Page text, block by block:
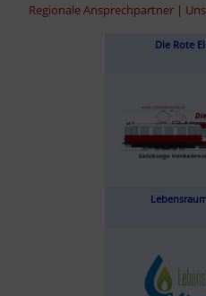
Regionale Ansprechpartner |
Die Rote